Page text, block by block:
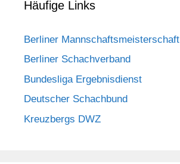
Häufige Links
Berliner Mannschaftsmeisterschaft
Berliner Schachverband
Bundesliga Ergebnisdienst
Deutscher Schachbund
Kreuzbergs DWZ